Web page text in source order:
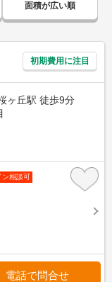
面積が広い順
初期費用に注目
ヶ丘駅 徒歩9分
ン相談可
電話で問合せ